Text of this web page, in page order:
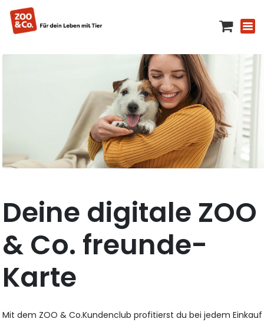
Deine digitale ZOO
& Co. freunde-
Karte
Mit dem ZOO & Co.Kundenclub profitierst du bei jedem Einkauf